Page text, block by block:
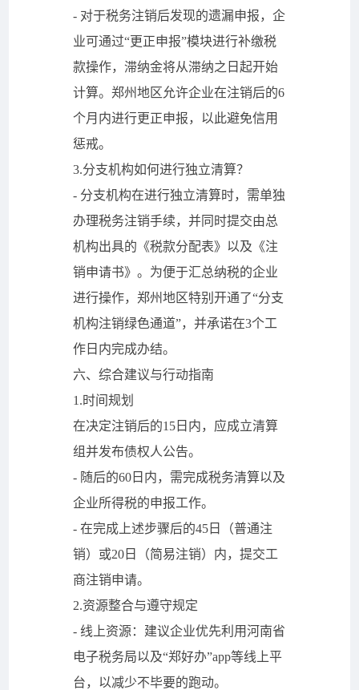
- 对于税务注销后发现的遗漏申报，企
业可通过“更正申报”模块进行补缴税
款操作，滞纳金将从滞纳之日起开始
计算。郑州地区允许企业在注销后的6
个月内进行更正申报，以此避免信用
惩戒。
3.分支机构如何进行独立清算？
- 分支机构在进行独立清算时，需单独
办理税务注销手续，并同时提交由总
机构出具的《税款分配表》以及《注
销申请书》。为便于汇总纳税的企业
进行操作，郑州地区特别开通了“分支
机构注销绿色通道”，并承诺在3个工
作日内完成办结。
六、综合建议与行动指南
1.时间规划
在决定注销后的15日内，应成立清算
组并发布债权人公告。
- 随后的60日内，需完成税务清算以及
企业所得税的申报工作。
- 在完成上述步骤后的45日（普通注
销）或20日（简易注销）内，提交工
商注销申请。
2.资源整合与遵守规定
- 线上资源：建议企业优先利用河南省
电子税务局以及“郑好办”app等线上平
台，以减少不毕要的跑动。